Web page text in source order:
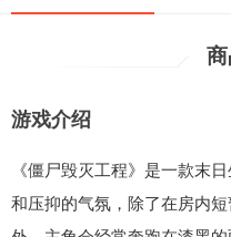
游戏介绍
《僵尸毁灭工程》是一款末
和压抑的气氛，除了在房内